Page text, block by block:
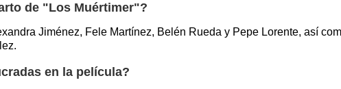
de "Los Muértimer"?
Jiménez, Fele Martínez, Belén Rueda y Pepe Lorente, así
en la película?